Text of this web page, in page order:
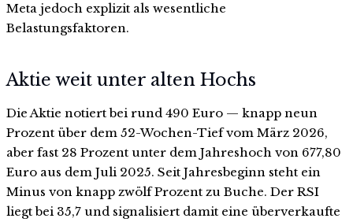
Meta jedoch explizit als wesentliche
Belastungsfaktoren.
Aktie weit unter alten Hochs
Die Aktie notiert bei rund 490 Euro — knapp neun
Prozent über dem 52-Wochen-Tief vom März 2026,
aber fast 28 Prozent unter dem Jahreshoch von 677,80
Euro aus dem Juli 2025. Seit Jahresbeginn steht ein
Minus von knapp zwölf Prozent zu Buche. Der RSI
liegt bei 35,7 und signalisiert damit eine überverkaufte